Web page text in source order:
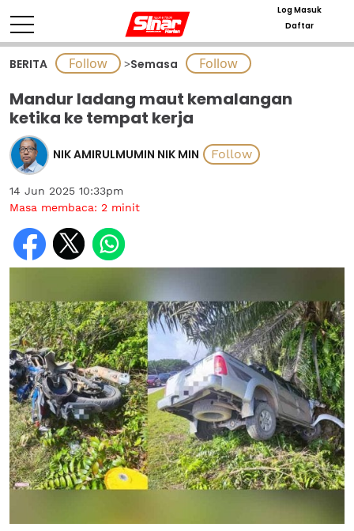
Log Masuk
Daftar
BERITA >Semasa
Mandur ladang maut kemalangan
ketika ke tempat kerja
NIK AMIRULMUMIN NIK MIN
14 Jun 2025 10:33pm
Masa membaca: 2 minit